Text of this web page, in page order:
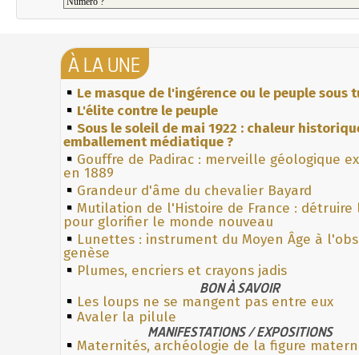
À LA UNE
Le masque de l'ingérence ou le peuple sous
L'élite contre le peuple
Sous le soleil de mai 1922 : chaleur
emballement médiatique ?
Gouffre de Padirac : merveille géologique
en 1889
Grandeur d'âme du chevalier Bayard
Mutilation de l'Histoire de France : détruire
pour glorifier le monde nouveau
Lunettes : instrument du Moyen Âge à
genèse
Plumes, encriers et crayons jadis
BON À SAVOIR
Les loups ne se mangent pas entre eux
Avaler la pilule
MANIFESTATIONS / EXPOSITIONS
Maternités, archéologie de la figure